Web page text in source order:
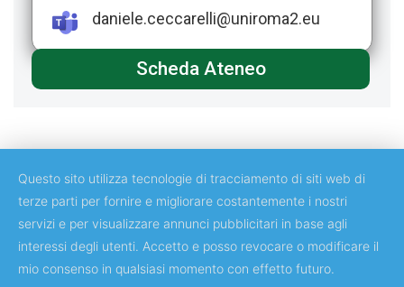
daniele.ceccarelli@​uniroma2.eu
Scheda Ateneo
Copyright © 2018 Università degli Studi di Roma Tor Vergata
Questo sito utilizza tecnologie di tracciamento di siti web di
terze parti per fornire e migliorare costantemente i nostri
servizi e per visualizzare annunci pubblicitari in base agli
interessi degli utenti. Accetto e posso revocare o modificare il
mio consenso in qualsiasi momento con effetto futuro.